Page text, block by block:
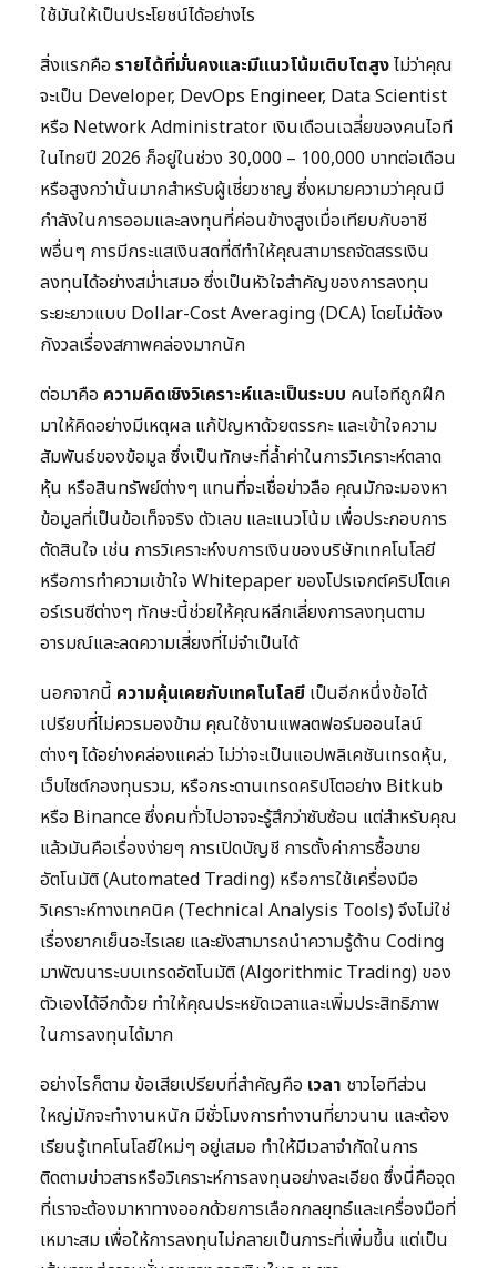
ใช้มันให้เป็นประโยชน์ได้อย่างไร
สิ่งแรกคือ รายได้ที่มั่นคงและมีแนวโน้มเติบโตสูงไม่ว่าคุณ
จะเป็น Developer, DevOps Engineer, Data Scientist
หรือ Network Administrator เงินเดือนเฉลี่ยของคนไอที
ในไทยปี 2026 ก็อยู่ในช่วง 30,000 – 100,000 บาทต่อเดือน
หรือสูงกว่านั้นมากสำหรับผู้เชี่ยวชาญ ซึ่งหมายความว่าคุณมี
กำลังในการออมและลงทุนที่ค่อนข้างสูงเมื่อเทียบกับอาชี
พอื่นๆ การมีกระแสเงินสดที่ดีทำให้คุณสามารถจัดสรรเงิน
ลงทุนได้อย่างสม่ำเสมอ ซึ่งเป็นหัวใจสำคัญของการลงทุน
ระยะยาวแบบ Dollar-Cost Averaging (DCA) โดยไม่ต้อง
กังวลเรื่องสภาพคล่องมากนัก
ต่อมาคือ ความคิดเชิงวิเคราะห์และเป็นระบบ คนไอทีถูกฝึก
มาให้คิดอย่างมีเหตุผล แก้ปัญหาด้วยตรรกะ และเข้าใจความ
สัมพันธ์ของข้อมูล ซึ่งเป็นทักษะที่ล้ำค่าในการวิเคราะห์ตลาด
หุ้น หรือสินทรัพย์ต่างๆ แทนที่จะเชื่อข่าวลือ คุณมักจะมองหา
ข้อมูลที่เป็นข้อเท็จจริง ตัวเลข และแนวโน้ม เพื่อประกอบการ
ตัดสินใจ เช่น การวิเคราะห์งบการเงินของบริษัทเทคโนโลยี
หรือการทำความเข้าใจ Whitepaper ของโปรเจกต์คริปโตเค
อร์เรนซีต่างๆ ทักษะนี้ช่วยให้คุณหลีกเลี่ยงการลงทุนตาม
อารมณ์และลดความเสี่ยงที่ไม่จำเป็นได้
นอกจากนี้ ความคุ้นเคยกับเทคโนโลยี เป็นอีกหนึ่งข้อได้
เปรียบที่ไม่ควรมองข้าม คุณใช้งานแพลตฟอร์มออนไลน์
ต่างๆ ได้อย่างคล่องแคล่ว ไม่ว่าจะเป็นแอปพลิเคชันเทรดหุ้น,
เว็บไซต์กองทุนรวม, หรือกระดานเทรดคริปโตอย่าง Bitkub
หรือ Binance ซึ่งคนทั่วไปอาจจะรู้สึกว่าซับซ้อน แต่สำหรับคุณ
แล้วมันคือเรื่องง่ายๆ การเปิดบัญชี การตั้งค่าการซื้อขาย
อัตโนมัติ (Automated Trading) หรือการใช้เครื่องมือ
วิเคราะห์ทางเทคนิค (Technical Analysis Tools) จึงไม่ใช่
เรื่องยากเย็นอะไรเลย และยังสามารถนำความรู้ด้าน Coding
มาพัฒนาระบบเทรดอัตโนมัติ (Algorithmic Trading) ของ
ตัวเองได้อีกด้วย ทำให้คุณประหยัดเวลาและเพิ่มประสิทธิภาพ
ในการลงทุนได้มาก
อย่างไรก็ตาม ข้อเสียเปรียบที่สำคัญคือ เวลา ชาวไอทีส่วน
ใหญ่มักจะทำงานหนัก มีชั่วโมงการทำงานที่ยาวนาน และต้อง
เรียนรู้เทคโนโลยีใหม่ๆ อยู่เสมอ ทำให้มีเวลาจำกัดในการ
ติดตามข่าวสารหรือวิเคราะห์การลงทุนอย่างละเอียด ซึ่งนี่คือจุด
ที่เราจะต้องมาหาทางออกด้วยการเลือกกลยุทธ์และเครื่องมือที่
เหมาะสม เพื่อให้การลงทุนไม่กลายเป็นภาระที่เพิ่มขึ้น แต่เป็น